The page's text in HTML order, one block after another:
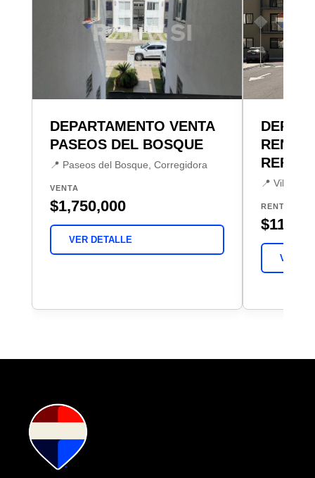
DEPARTAMENTO VENTA
PASEOS DEL BOSQUE
📍 Paseos del Bosque, Corregidora
VENTA
$1,750,000
VER DETALLE
RENTA
📍 Villas
RENTA
$11,000
VER